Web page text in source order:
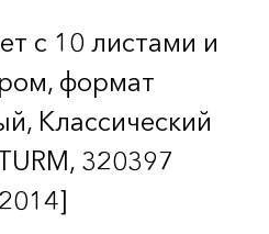
с 10 листами и
формат
Классический
320397